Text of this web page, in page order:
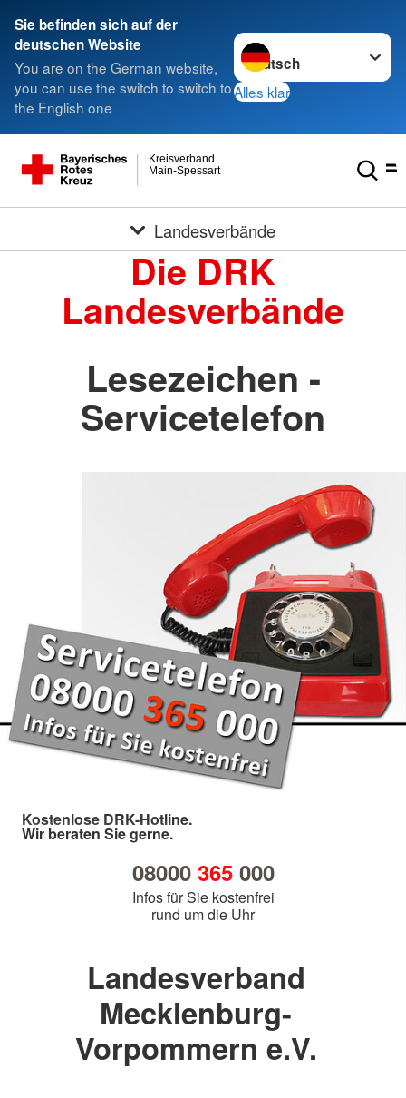
Sie befinden sich auf der
deutschen Website
You are on the German website,
you can use the switch to switch to
the English one
Sprache wechseln zu
Alles klar
Main-Spessart
Kreisverband
Landesverbände
Die DRK
Landesverbände
Lesezeichen -
Servicetelefon
Kostenlose DRK-Hotline.
Wir beraten Sie gerne.
08000 365000
Infos für Sie kostenfrei
rund um die Uhr
Landesverband
Mecklenburg-
Vorpommern e.V.